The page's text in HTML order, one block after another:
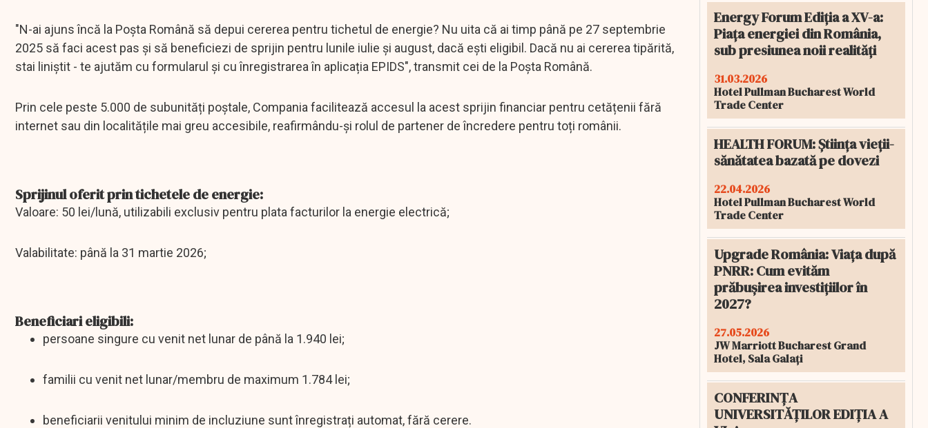
"N-ai ajuns încă la Poșta Română să depui cererea pentru tichetul de energie? Nu uita că ai timp până pe 27 septembrie
2025 să faci acest pas și să beneficiezi de sprijin pentru lunile iulie și august, dacă ești eligibil. Dacă nu ai cererea tipărită,
stai liniștit - te ajutăm cu formularul și cu înregistrarea în aplicația EPIDS", transmit cei de la Poşta Română.
Prin cele peste 5.000 de subunități poștale, Compania facilitează accesul la acest sprijin financiar pentru cetățenii fără
internet sau din localitățile mai greu accesibile, reafirmându-și rolul de partener de încredere pentru toți românii.
Sprijinul oferit prin tichetele de energie:
Valoare: 50 lei/lună, utilizabili exclusiv pentru plata facturilor la energie electrică;
Valabilitate: până la 31 martie 2026;
Beneficiari eligibili:
persoane singure cu venit net lunar de până la 1.940 lei;
familii cu venit net lunar/membru de maximum 1.784 lei;
beneficiarii venitului minim de incluziune sunt înregistrați automat, fără cerere.
Energy Forum Ediția a XV-a:
Piața energiei din România,
sub presiunea noii realități
31.03.2026
Hotel Pullman Bucharest World
Trade Center
HEALTH FORUM: Știința vieții-
sănătatea bazată pe dovezi
22.04.2026
Hotel Pullman Bucharest World
Trade Center
Upgrade România: Viața după
PNRR: Cum evităm
prăbușirea investițiilor în
2027?
27.05.2026
JW Marriott Bucharest Grand
Hotel, Sala Galați
CONFERINȚA
UNIVERSITĂȚILOR EDIȚIA A